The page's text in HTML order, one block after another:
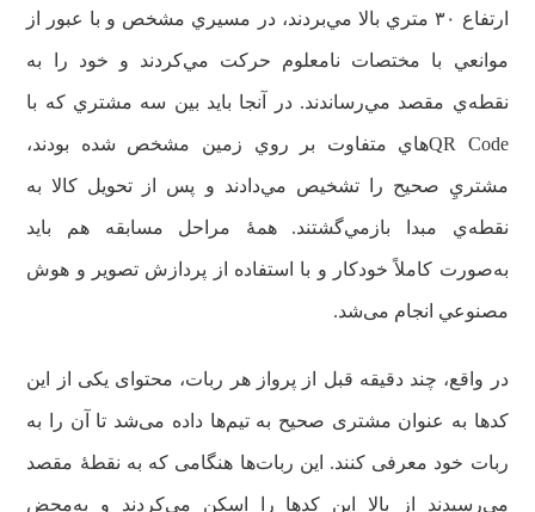
ارتفاع ۳۰ متري بالا مي‌بردند، در مسيري مشخص و با عبور از
موانعي با مختصات نامعلوم حرکت مي‌كردند و خود را به
نقطه‌ي مقصد مي‌رساندند. در آنجا باید بين سه مشتري كه با
QR Codeهاي متفاوت بر روي زمين مشخص شده بودند،
مشتريِ صحيح را تشخيص مي‌دادند و پس از تحويل كالا به
نقطه‌ي مبدا بازمي‌گشتند. همۀ مراحل مسابقه هم باید
به‌صورت كاملاً خودكار و با استفاده از پردازش تصوير و هوش
مصنوعي انجام می‌شد.
در واقع، چند دقیقه قبل از پرواز هر ربات، محتوای یکی از این
کدها به عنوان مشتری صحیح به تیم‌ها داده می‌شد تا آن را به
ربات خود معرفی کنند. این ربات‌ها هنگامی که به نقطۀ مقصد
می‌رسیدند از بالا این کدها را اسکن می‌کردند و به‌محض